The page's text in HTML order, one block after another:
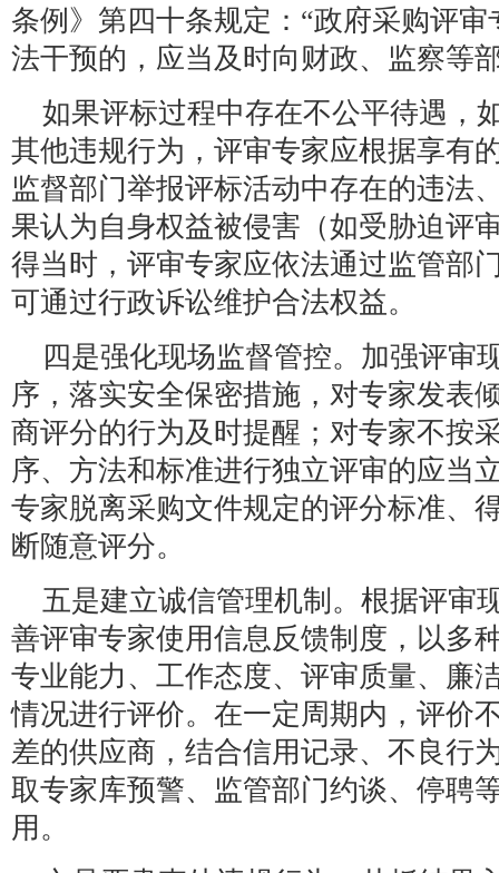
条例》第四十条规定：“政府采购评
法干预的，应当及时向财政、监察等
如果评标过程中存在不公平待遇，
其他违规行为，评审专家应根据享有
监督部门举报评标活动中存在的违法
果认为自身权益被侵害（如受胁迫评
得当时，评审专家应依法通过监管部
可通过行政诉讼维护合法权益。
四是强化现场监督管控。加强评审
序，落实安全保密措施，对专家发表
商评分的行为及时提醒；对专家不按
序、方法和标准进行独立评审的应当
专家脱离采购文件规定的评分标准、
断随意评分。
五是建立诚信管理机制。根据评审
善评审专家使用信息反馈制度，以多
专业能力、工作态度、评审质量、廉
情况进行评价。在一定周期内，评价
差的供应商，结合信用记录、不良行
取专家库预警、监管部门约谈、停聘
用。